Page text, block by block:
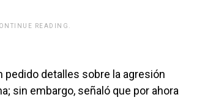
READING.
detalles sobre la agresión
sin embargo, señaló que por ahora